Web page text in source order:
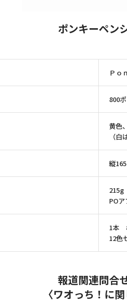
ポンキーペン
Ｐｏ
800
黄色
（
縦
215g
PO
1本
12色
報道関連問合
〈ワオっち！に関